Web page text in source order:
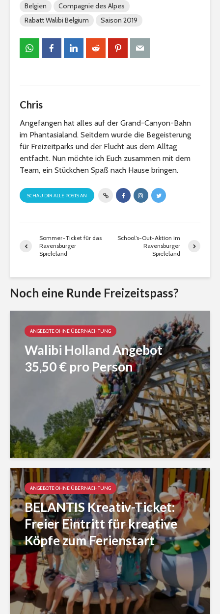
Belgien
Compagnie des Alpes
Rabatt Walibi Belgium
Saison 2019
Chris
Angefangen hat alles auf der Grand-Canyon-Bahn
im Phantasialand. Seitdem wurde die Begeisterung
für Freizeitparks und der Flucht aus dem Alltag
entfacht. Nun möchte ich Euch zusammen mit dem
Team, ein Stückchen Spaß nach Hause bringen.
SCHAU DIR ALLE POSTS AN
Sommer-Ticket für das
Ravensburger
Spieleland
School’s-Out-Aktion im
Ravensburger
Spieleland
Noch eine Runde Freizeitspass?
ANGEBOTE OHNE ÜBERNACHTUNG
Walibi Holland Angebot
35,50 € pro Person
ANGEBOTE OHNE ÜBERNACHTUNG
BELANTIS Kreativ-Ticket:
Freier Eintritt für kreative
Köpfe zum Ferienstart